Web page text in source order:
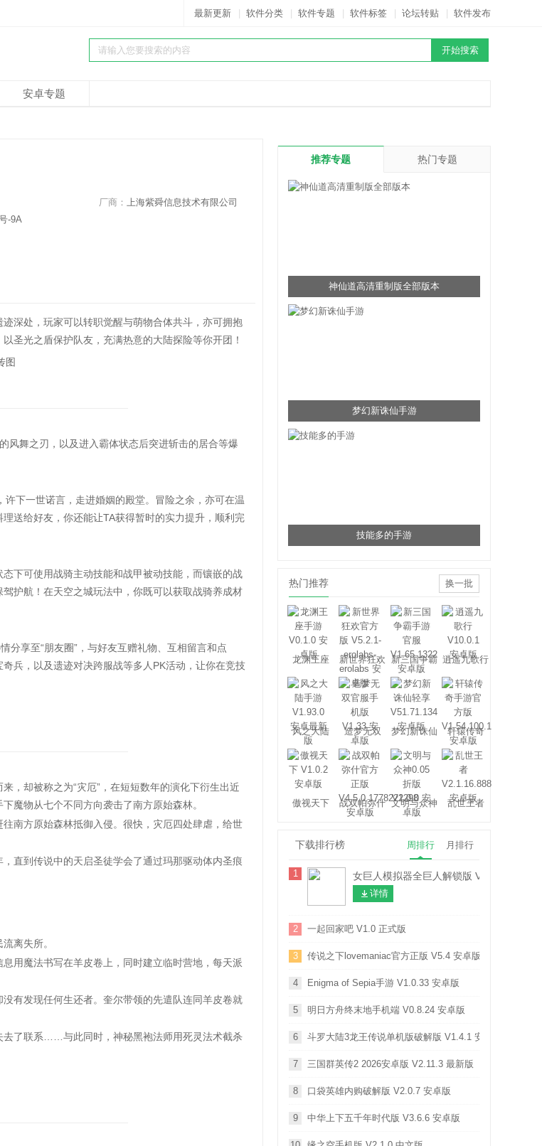
最新更新 软件分类 软件专题 软件标签 论坛转贴 软件发布
安卓专题
厂商： 上海紫舜信息技术有限公司
-9A
深处，玩家可以转职觉醒与萌物合体共斗，亦可拥抱
圣光之盾保护队友，充满热意的大陆探险等你开团！
舞之刃，以及进入霸体状态后突进斩击的居合等爆
下一世诺言，走进婚姻的殿堂。冒险之余，亦可在温
送给好友，你还能让TA获得暂时的实力提升，顺利完
下可使用战骑主动技能和战甲被动技能，而镶嵌的战
护航！在天空之城玩法中，你既可以获取战骑养成材
享至“朋友圈”，与好友互赠礼物、互相留言和点
兵，以及遗迹对决跨服战等多人PK活动，让你在竞技
却被称之为“灾厄”，在短短数年的演化下衍生出近
魔物从七个不同方向袭击了南方原始森林。
南方原始森林抵御入侵。很快，灾厄四处肆虐，给世
到传说中的天启圣徒学会了通过玛那驱动体内圣痕
离失所。
魔法书写在羊皮卷上，同时建立临时营地，每天派
有发现任何生还者。奎尔带领的先遣队连同羊皮卷就
了联系……与此同时，神秘黑袍法师用死灵法术截杀
推荐专题 热门专题
神仙道高清重制版全部版本
梦幻新诛仙手游
技能多的手游
热门推荐 换一批
龙渊王座 新世界狂欢 新三国争霸 逍遥九歌行
风之大陆 造梦无双
梦幻新诛仙
轩辕传奇
傲视天下 战双帕弥什 文明与众神 乱世王者
下载排行榜 周排行 月排行
1 女巨人模拟器全巨人解锁版 V1.7 安卓版
详情
2 一起回家吧 V1.0 正式版
3 传说之下lovemaniac官方正版 V5.4 安卓版
4 Enigma of Sepia手游 V1.0.33 安卓版
5 明日方舟终末地手机端 V0.8.24 安卓版
6 斗罗大陆3龙王传说单机版破解版 V1.4.1 安卓版
7 三国群英传2 2026安卓版 V2.11.3 最新版
8 口袋英雄内购破解版 V2.0.7 安卓版
9 中华上下五千年时代版 V3.6.6 安卓版